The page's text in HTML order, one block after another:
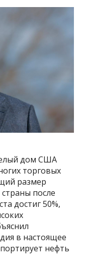
дом США
торговых
размер
после
достиг 50%,
в настоящее
нефть